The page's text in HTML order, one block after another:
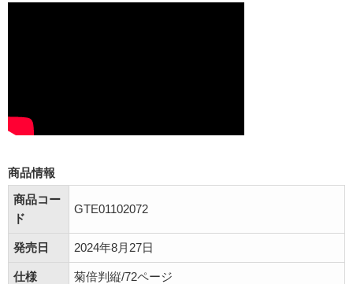
商品情報
商品コー
ド
GTE01102072
発売日 2024年8月27日
仕様 菊倍判縦/72ページ